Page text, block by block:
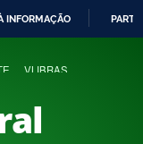
INFORMAÇÃO
VLIBRAS